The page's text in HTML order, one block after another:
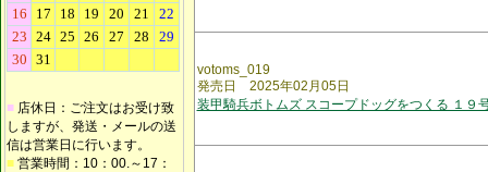
■ 店休日：ご注文はお受け致
しますが、発送・メールの送
信は営業日に行います。
■ 営業時間：10：00.～17：
votoms_019
発売日 2025年02月05日
装甲騎兵ボトムズ スコープドッグをつくる １９